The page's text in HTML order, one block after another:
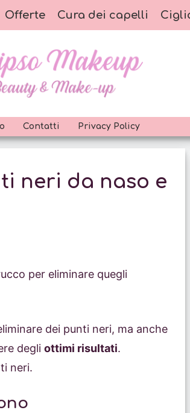
Offerte Cura dei capelli
Contatti Privacy Policy
neri da naso e
per eliminare quegli
dei punti neri, ma anche
degli ottimi risultati.
neri.